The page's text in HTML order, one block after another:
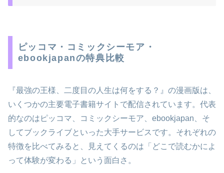
ピッコマ・コミックシーモア・
ebookjapanの特典比較
『最強の王様、二度目の人生は何をする？』の漫画版は、
いくつかの主要電子書籍サイトで配信されています。代表
的なのはピッコマ、コミックシーモア、ebookjapan、そ
してブックライブといった大手サービスです。それぞれの
特徴を比べてみると、見えてくるのは「どこで読むかによ
って体験が変わる」という面白さ。